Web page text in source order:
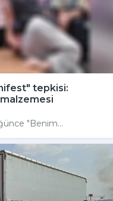
tepkisi:
malzemesi
"Benim...